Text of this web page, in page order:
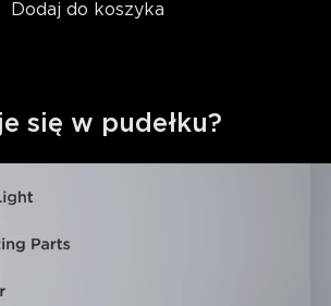
Dodaj do koszyka
się w pudełku?